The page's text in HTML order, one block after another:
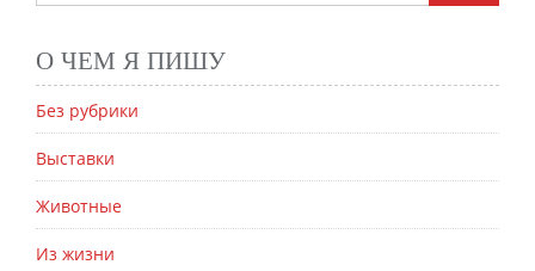
О ЧЕМ Я ПИШУ
Без рубрики
Выставки
Животные
Из жизни